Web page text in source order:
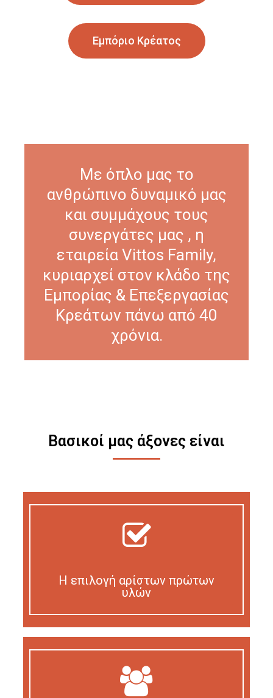
Εμπόριο Κρέατος
Με όπλο μας το
ανθρώπινο δυναμικό μας
και συμμάχους τους
συνεργάτες μας , η
εταιρεία Vittos Family,
κυριαρχεί στον κλάδο της
Εμπορίας & Επεξεργασίας
Κρεάτων πάνω από 40
χρόνια.
Βασικοί μας άξονες είναι
Η επιλογή αρίστων πρώτων
υλών